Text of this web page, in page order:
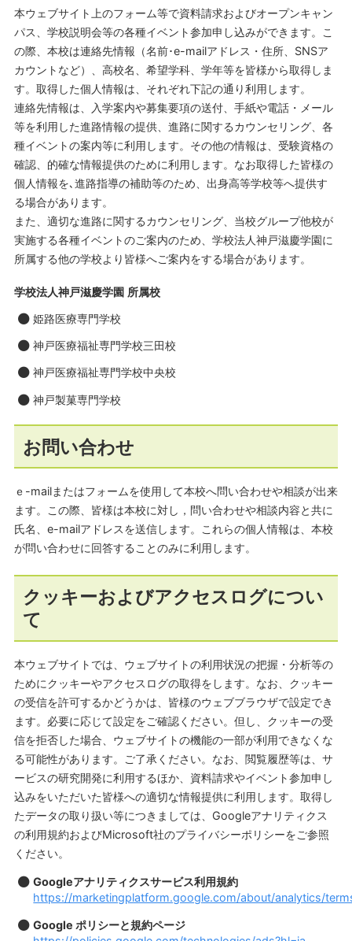
本ウェブサイト上のフォーム等で資料請求およびオープンキャン
パス、学校説明会等の各種イベント参加申し込みができます。こ
の際、本校は連絡先情報（名前･e-mailアドレス・住所、SNSア
カウントなど）、高校名、希望学科、学年等を皆様から取得しま
す。取得した個人情報は、それぞれ下記の通り利用します。
連絡先情報は、入学案内や募集要項の送付、手紙や電話・メール
等を利用した進路情報の提供、進路に関するカウンセリング、各
種イベントの案内等に利用します。その他の情報は、受験資格の
確認、的確な情報提供のために利用します。なお取得した皆様の
個人情報を､進路指導の補助等のため、出身高等学校等へ提供す
る場合があります。
また、適切な進路に関するカウンセリング、当校グループ他校が
実施する各種イベントのご案内のため、学校法人神戸滋慶学園に
所属する他の学校より皆様へご案内をする場合があります。
学校法人神戸滋慶学園 所属校
姫路医療専門学校
神戸医療福祉専門学校三田校
神戸医療福祉専門学校中央校
神戸製菓専門学校
お問い合わせ
ｅ-mailまたはフォームを使用して本校へ問い合わせや相談が出来
ます。この際、皆様は本校に対し，問い合わせや相談内容と共に
氏名、e-mailアドレスを送信します。これらの個人情報は、本校
が問い合わせに回答することのみに利用します。
クッキーおよびアクセスログについ
て
本ウェブサイトでは、ウェブサイトの利用状況の把握・分析等の
ためにクッキーやアクセスログの取得をします。なお、クッキー
の受信を許可するかどうかは、皆様のウェブブラウザで設定でき
ます。必要に応じて設定をご確認ください。但し、クッキーの受
信を拒否した場合、ウェブサイトの機能の一部が利用できなくな
る可能性があります。ご了承ください。なお、閲覧履歴等は、サ
ービスの研究開発に利用するほか、資料請求やイベント参加申し
込みをいただいた皆様への適切な情報提供に利用します。取得し
たデータの取り扱い等につきましては、Googleアナリティクス
の利用規約およびMicrosoft社のプライバシーポリシーをご参照
ください。
Googleアナリティクスサービス利用規約
https://marketingplatform.google.com/about/analytics/
Google ポリシーと規約ページ